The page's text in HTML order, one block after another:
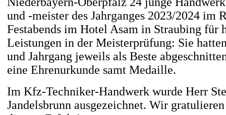
und -meister des Jahrganges 2023/2024 im
Festabends im Hotel Asam in Straubing für
Leistungen in der Meisterprüfung: Sie
und Jahrgang jeweils als Beste
eine Ehrenurkunde samt Medaille.
Im Kfz-Techniker-Handwerk wurde Herr
Jandelsbrunn ausgezeichnet. Wir